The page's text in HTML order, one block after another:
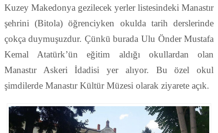
Kuzey Makedonya gezilecek yerler listesindeki Manastır
şehrini (Bitola) öğrenciyken okulda tarih derslerinde
çokça duymuşuzdur. Çünkü burada Ulu Önder Mustafa
Kemal Atatürk’ün eğitim aldığı okullardan olan
Manastır Askeri İdadisi yer alıyor. Bu özel okul
şimdilerde Manastır Kültür Müzesi olarak ziyarete açık.